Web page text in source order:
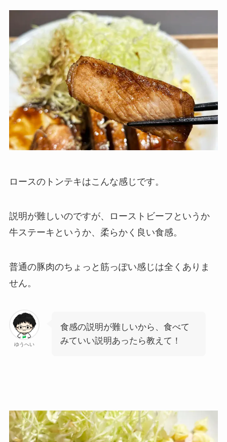
ロースのトンテキはこんな感じです。
説明が難しいのですが、ローストビーフというか
牛ステーキというか、柔らかく良い食感。
普通の豚肉のちょっと筋っぽい感じは全くありま
せん。
ゆうへい
食感の説明が難しいから、食べて
みていい説明あったら教えて！